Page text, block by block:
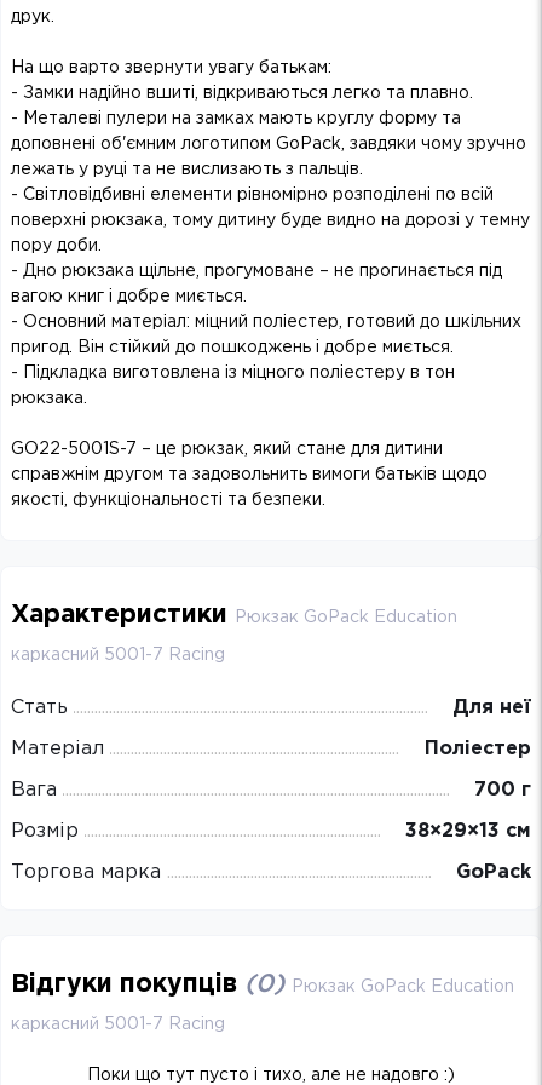
друк.
На що варто звернути увагу батькам:
- Замки надійно вшиті, відкриваються легко та плавно.
- Металеві пулери на замках мають круглу форму та
доповнені об'ємним логотипом GoPack, завдяки чому зручно
лежать у руці та не вислизають з пальців.
- Світловідбивні елементи рівномірно розподілені по всій
поверхні рюкзака, тому дитину буде видно на дорозі у темну
пору доби.
- Дно рюкзака щільне, прогумоване – не прогинається під
вагою книг і добре миється.
- Основний матеріал: міцний поліестер, готовий до шкільних
пригод. Він стійкий до пошкоджень і добре миється.
- Підкладка виготовлена із міцного поліестеру в тон
рюкзака.
GO22-5001S-7 – це рюкзак, який стане для дитини
справжнім другом та задовольнить вимоги батьків щодо
якості, функціональності та безпеки.
Характеристики Рюкзак GoPack Education
каркасний 5001-7 Racing
Стать Для неї
Матеріал Поліестер
Вага 700 г
Розмір 38×29×13 см
Торгова марка GoPack
Відгуки покупців (0) Рюкзак GoPack Education
каркасний 5001-7 Racing
Поки що тут пусто і тихо, але не надовго :)